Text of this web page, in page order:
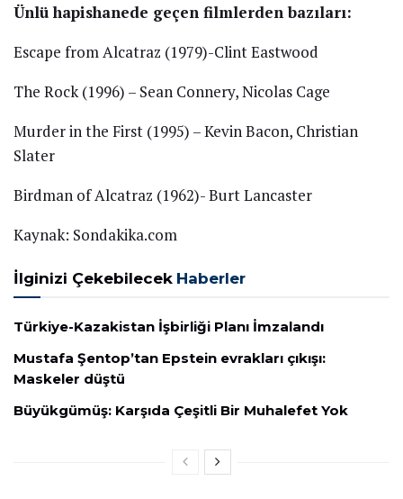
Ünlü hapishanede geçen filmlerden bazıları:
Escape from Alcatraz (1979)-Clint Eastwood
The Rock (1996) – Sean Connery, Nicolas Cage
Murder in the First (1995) – Kevin Bacon, Christian
Slater
Birdman of Alcatraz (1962)- Burt Lancaster
Kaynak: Sondakika.com
İlginizi Çekebilecek Haberler
Türkiye-Kazakistan İşbirliği Planı İmzalandı
Mustafa Şentop’tan Epstein evrakları çıkışı:
Maskeler düştü
Büyükgümüş: Karşıda Çeşitli Bir Muhalefet Yok